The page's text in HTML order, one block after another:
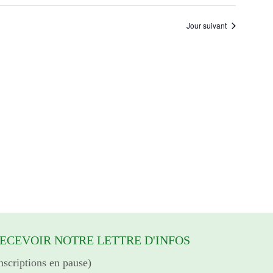
14
VUES
Jour suivant
NOTRE LETTRE D'INFOS
en pause)